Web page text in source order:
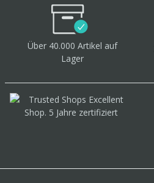
Über 40.000 Artikel auf
Lager